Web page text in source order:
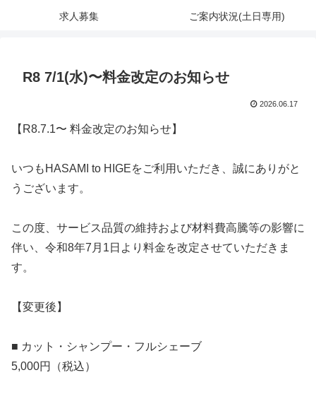
求人募集 ご案内状況(土日専用)
R8 7/1(水)〜料金改定のお知らせ
2026.06.17
【R8.7.1〜 料金改定のお知らせ】
いつもHASAMI to HIGEをご利用いただき、誠にありがと
うございます。
この度、サービス品質の維持および材料費高騰等の影響に
伴い、令和8年7月1日より料金を改定させていただきま
す。
【変更後】
■ カット・シャンプー・フルシェーブ
5,000円（税込）